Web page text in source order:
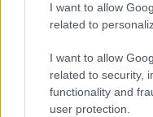
I want to allow
related to
I want to allow
related to security,
functionality and
user protection.
Németh Kristóf,
Szervét Tibor,
Zsurzs Kati,